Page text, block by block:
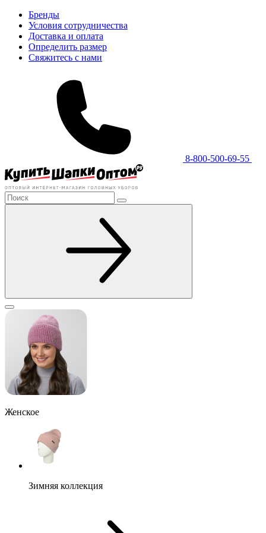
Бренды
Условия сотрудничества
Доставка и оплата
Определить размер
Свяжитесь с нами
8-800-500-69-55
Женское
Зимняя коллекция